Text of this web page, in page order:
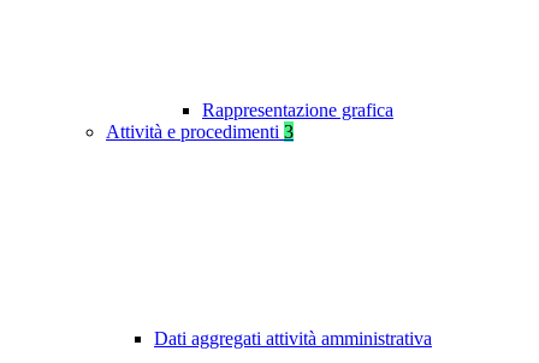
Rappresentazione grafica
Attività e procedimenti 3
Dati aggregati attività amministrativa